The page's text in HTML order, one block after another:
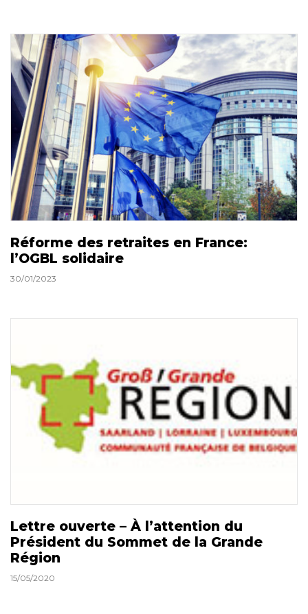
Réforme des retraites en France:
l’OGBL solidaire
30/01/2023
Lettre ouverte – À l’attention du
Président du Sommet de la Grande
Région
15/05/2020